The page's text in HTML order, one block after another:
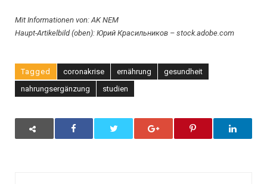
Mit Informationen von: AK NEM
Haupt-Artikelbild (oben): Юрий Красильников – stock.adobe.com
Tagged coronakrise ernährung
gesundheit
nahrungsergänzung
studien